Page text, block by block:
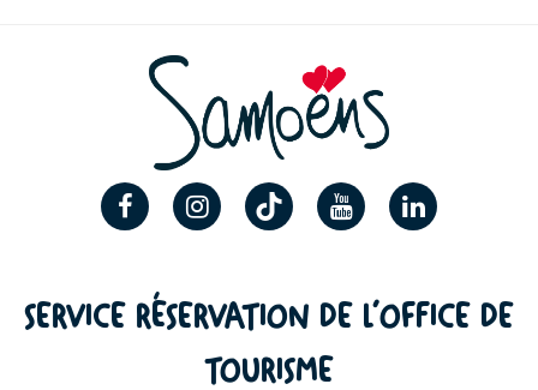
SERVICE RÉSERVATION DE L’OFFICE DE
TOURISME